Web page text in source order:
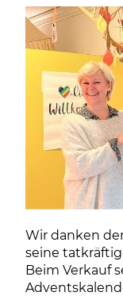
Wir danken
seine
Beim Verkauf